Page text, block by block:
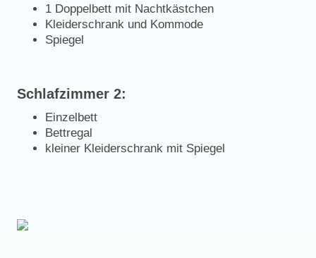
1 Doppelbett mit Nachtkästchen
Kleiderschrank und Kommode
Spiegel
Schlafzimmer 2:
Einzelbett
Bettregal
kleiner Kleiderschrank mit Spiegel